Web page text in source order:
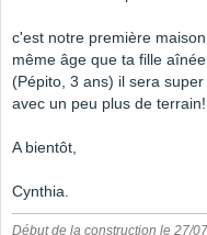
c'est notre première
même âge que ta fille
(Pépito, 3 ans) il sera
avec un peu plus de terrain!
A bientôt,
Cynthia.
Début de la construction le 27/